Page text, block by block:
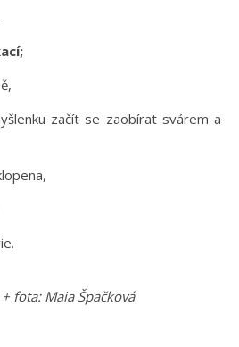
začít se zaobírat svárem a
fota: Maia Špačková